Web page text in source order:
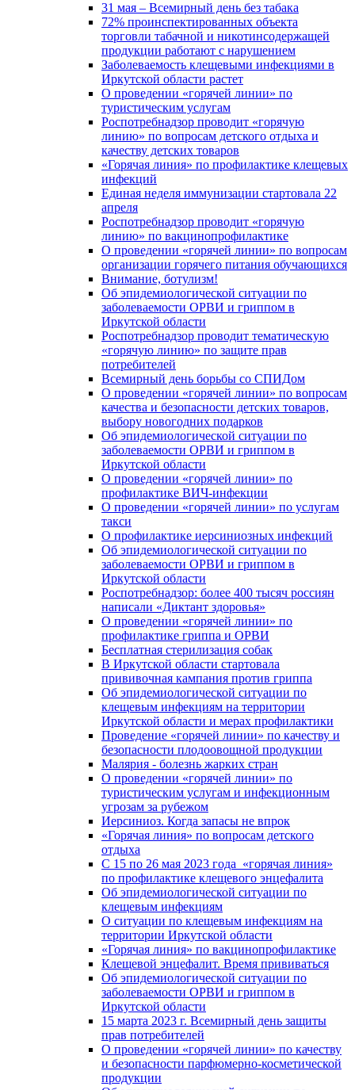
31 мая – Всемирный день без табака
72% проинспектированных объекта
торговли табачной и никотинсодержащей
продукции работают с нарушением
Заболеваемость клещевыми инфекциями в
Иркутской области растет
О проведении «горячей линии» по
туристическим услугам
Роспотребнадзор проводит «горячую
линию» по вопросам детского отдыха и
качеству детских товаров
«Горячая линия» по профилактике клещевых
инфекций
Единая неделя иммунизации стартовала 22
апреля
Роспотребнадзор проводит «горячую
линию» по вакцинопрофилактике
О проведении «горячей линии» по вопросам
организации горячего питания обучающихся
Внимание, ботулизм!
Об эпидемиологической ситуации по
заболеваемости ОРВИ и гриппом в
Иркутской области
Роспотребнадзор проводит тематическую
«горячую линию» по защите прав
потребителей
Всемирный день борьбы со СПИДом
О проведении «горячей линии» по вопросам
качества и безопасности детских товаров,
выбору новогодних подарков
Об эпидемиологической ситуации по
заболеваемости ОРВИ и гриппом в
Иркутской области
О проведении «горячей линии» по
профилактике ВИЧ-инфекции
О проведении «горячей линии» по услугам
такси
О профилактике иерсиниозных инфекций
Об эпидемиологической ситуации по
заболеваемости ОРВИ и гриппом в
Иркутской области
Роспотребнадзор: более 400 тысяч россиян
написали «Диктант здоровья»
О проведении «горячей линии» по
профилактике гриппа и ОРВИ
Бесплатная стерилизация собак
В Иркутской области стартовала
прививочная кампания против гриппа
Об эпидемиологической ситуации по
клещевым инфекциям на территории
Иркутской области и мерах профилактики
Проведение «горячей линии» по качеству и
безопасности плодоовощной продукции
Малярия - болезнь жарких стран
О проведении «горячей линии» по
туристическим услугам и инфекционным
угрозам за рубежом
Иерсиниоз. Когда запасы не впрок
«Горячая линия» по вопросам детского
отдыха
С 15 по 26 мая 2023 года «горячая линия»
по профилактике клещевого энцефалита
Об эпидемиологической ситуации по
клещевым инфекциям
О ситуации по клещевым инфекциям на
территории Иркутской области
«Горячая линия» по вакцинопрофилактике
Клещевой энцефалит. Время прививаться
Об эпидемиологической ситуации по
заболеваемости ОРВИ и гриппом в
Иркутской области
15 марта 2023 г. Всемирный день защиты
прав потребителей
О проведении «горячей линии» по качеству
и безопасности парфюмерно-косметической
продукции